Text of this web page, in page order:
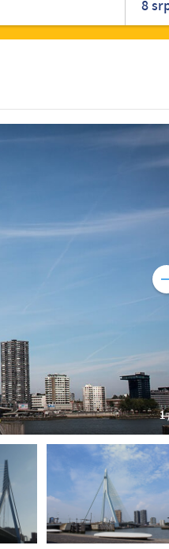
1